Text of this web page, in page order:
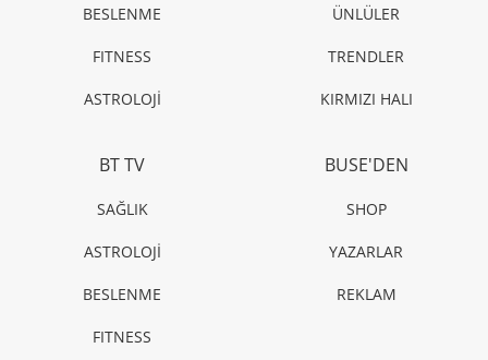
BESLENME
FITNESS
ASTROLOJİ
ÜNLÜLER
TRENDLER
KIRMIZI HALI
BT TV
SAĞLIK
ASTROLOJİ
BESLENME
FITNESS
BUSE'DEN
SHOP
YAZARLAR
REKLAM